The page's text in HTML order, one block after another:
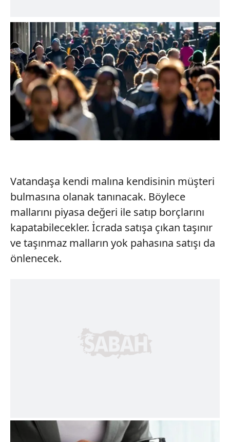
Vatandaşa kendi malına kendisinin müşteri
bulmasına olanak tanınacak. Böylece
mallarını piyasa değeri ile satıp borçlarını
kapatabilecekler. İcrada satışa çıkan taşınır
ve taşınmaz malların yok pahasına satışı da
önlenecek.